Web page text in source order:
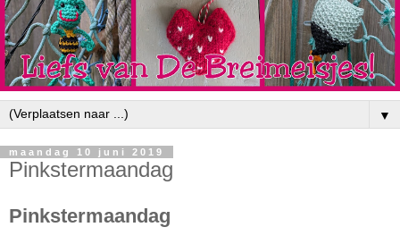
▼
maandag 10 juni 2019
Pinkstermaandag
Pinkstermaandag